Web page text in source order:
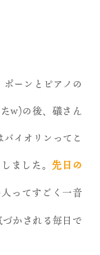
ーンとピアノの
w)の後、礒さん
バイオリンってこ
ました。 先日の
ってすごく一音
かされる毎日で